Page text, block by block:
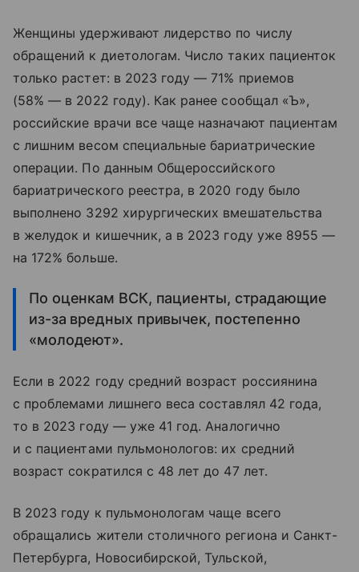
Женщины удерживают лидерство по числу
обращений к диетологам. Число таких пациенток
только растет: в 2023 году — 71% приемов
(58% — в 2022 году). Как ранее сообщал «Ъ»,
российские врачи все чаще назначают пациентам
с лишним весом специальные бариатрические
операции. По данным Общероссийского
бариатрического реестра, в 2020 году было
выполнено 3292 хирургических вмешательства
в желудок и кишечник, а в 2023 году уже 8955 —
на 172% больше.
По оценкам ВСК, пациенты, страдающие
из-за вредных привычек, постепенно
«молодеют».
Если в 2022 году средний возраст россиянина
с проблемами лишнего веса составлял 42 года,
то в 2023 году — уже 41 год. Аналогично
и с пациентами пульмонологов: их средний
возраст сократился с 48 лет до 47 лет.
В 2023 году к пульмонологам чаще всего
обращались жители столичного региона и Санкт-
Петербурга, Новосибирской, Тульской,